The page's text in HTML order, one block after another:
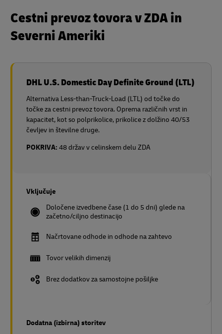
Cestni prevoz tovora v ZDA in
Severni Ameriki
DHL U.S. Domestic Day Definite Ground (LTL)
Alternativa Less-than-Truck-Load (LTL) od točke do
točke za cestni prevoz tovora. Oprema različnih vrst in
kapacitet, kot so polprikolice, prikolice z dolžino 40/53
čevljev in številne druge.
POKRIVA: 48 držav v celinskem delu ZDA
Vključuje
Določene izvedbene čase (1 do 5 dni) glede na
začetno/ciljno destinacijo
Načrtovane odhode in odhode na zahtevo
Tovor velikih dimenzij
Brez dodatkov za samostojne pošiljke
Dodatna (izbirna) storitev